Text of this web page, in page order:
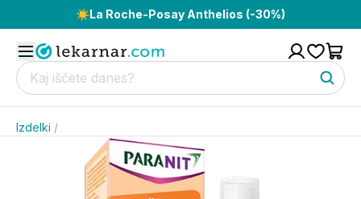
☀️La Roche-Posay Anthelios (-30%)
Izdelki /